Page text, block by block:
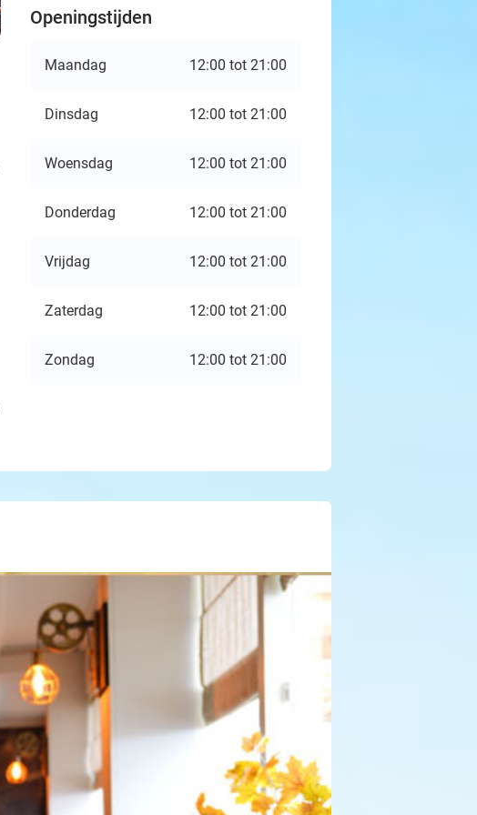
Openingstijden
Maandag 12:00 tot 21:00
Dinsdag 12:00 tot 21:00
Woensdag 12:00 tot 21:00
Donderdag 12:00 tot 21:00
Vrijdag 12:00 tot 21:00
Zaterdag 12:00 tot 21:00
Zondag 12:00 tot 21:00